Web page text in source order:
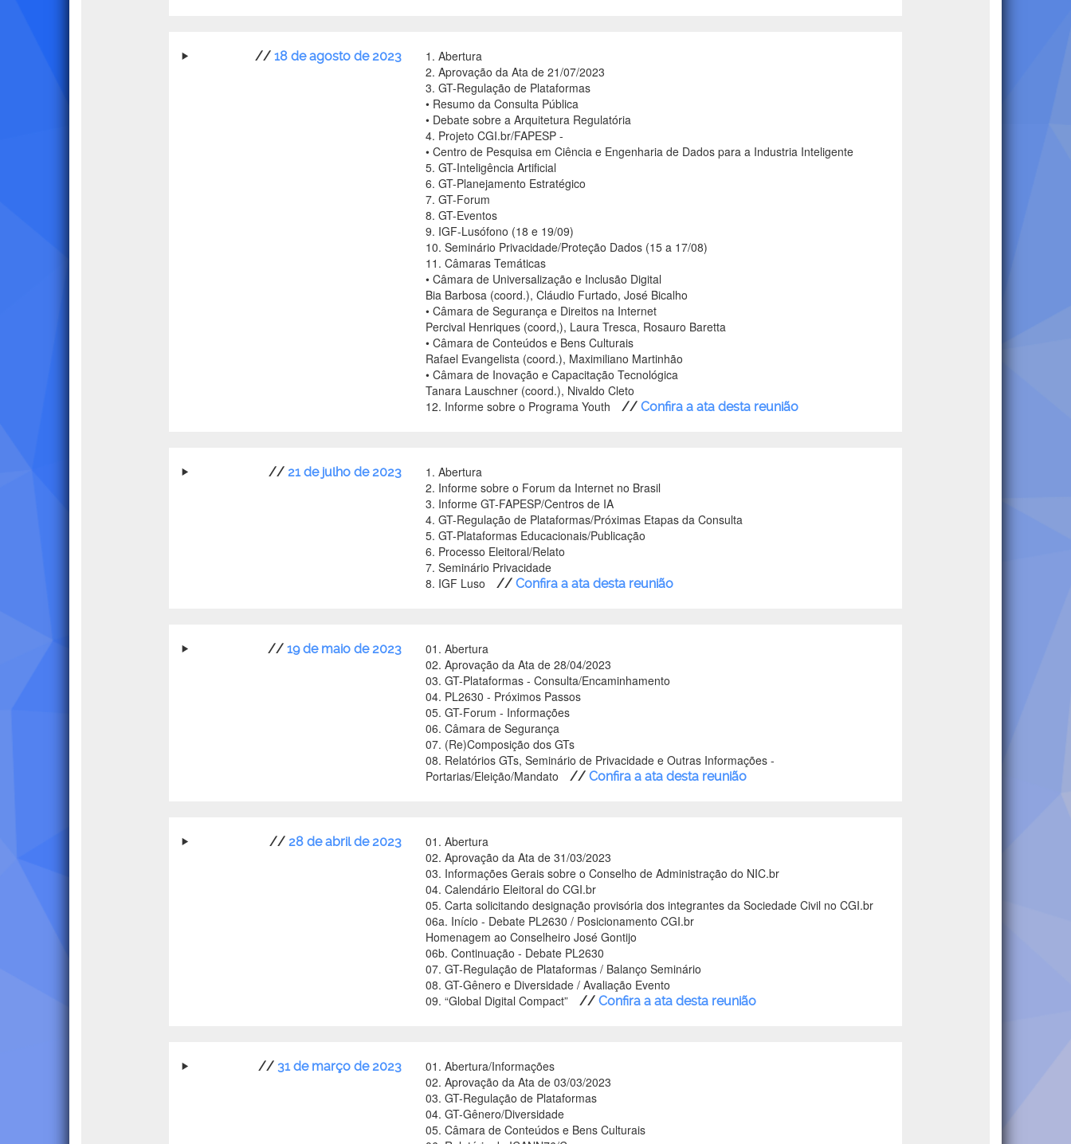
// 18 de agosto de 2023
1. Abertura
2. Aprovação da Ata de 21/07/2023
3. GT-Regulação de Plataformas
• Resumo da Consulta Pública
• Debate sobre a Arquitetura Regulatória
4. Projeto CGI.br/FAPESP -
• Centro de Pesquisa em Ciência e Engenharia de Dados para a Industria Inteligente
5. GT-Inteligência Artificial
6. GT-Planejamento Estratégico
7. GT-Forum
8. GT-Eventos
9. IGF-Lusófono (18 e 19/09)
10. Seminário Privacidade/Proteção Dados (15 a 17/08)
11. Câmaras Temáticas
• Câmara de Universalização e Inclusão Digital
Bia Barbosa (coord.), Cláudio Furtado, José Bicalho
• Câmara de Segurança e Direitos na Internet
Percival Henriques (coord,), Laura Tresca, Rosauro Baretta
• Câmara de Conteúdos e Bens Culturais
Rafael Evangelista (coord.), Maximiliano Martinhão
• Câmara de Inovação e Capacitação Tecnológica
Tanara Lauschner (coord.), Nivaldo Cleto
12. Informe sobre o Programa Youth
// Confira a ata desta reunião
// 21 de julho de 2023
1. Abertura
2. Informe sobre o Forum da Internet no Brasil
3. Informe GT-FAPESP/Centros de IA
4. GT-Regulação de Plataformas/Próximas Etapas da Consulta
5. GT-Plataformas Educacionais/Publicação
6. Processo Eleitoral/Relato
7. Seminário Privacidade
8. IGF Luso
// Confira a ata desta reunião
// 19 de maio de 2023
01. Abertura
02. Aprovação da Ata de 28/04/2023
03. GT-Plataformas - Consulta/Encaminhamento
04. PL2630 - Próximos Passos
05. GT-Forum - Informações
06. Câmara de Segurança
07. (Re)Composição dos GTs
08. Relatórios GTs, Seminário de Privacidade e Outras Informações -
Portarias/Eleição/Mandato
// Confira a ata desta reunião
// 28 de abril de 2023
01. Abertura
02. Aprovação da Ata de 31/03/2023
03. Informações Gerais sobre o Conselho de Administração do NIC.br
04. Calendário Eleitoral do CGI.br
05. Carta solicitando designação provisória dos integrantes da Sociedade Civil no CGI.br
06a. Início - Debate PL2630 / Posicionamento CGI.br
Homenagem ao Conselheiro José Gontijo
06b. Continuação - Debate PL2630
07. GT-Regulação de Plataformas / Balanço Seminário
08. GT-Gênero e Diversidade / Avaliação Evento
09. “Global Digital Compact”
// Confira a ata desta reunião
// 31 de março de 2023
01. Abertura/Informações
02. Aprovação da Ata de 03/03/2023
03. GT-Regulação de Plataformas
04. GT-Gênero/Diversidade
05. Câmara de Conteúdos e Bens Culturais